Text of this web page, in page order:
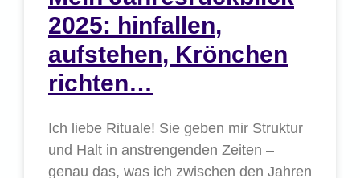
2025: hinfallen,
aufstehen, Krönchen
richten…
Ich liebe Rituale! Sie geben mir Struktur
und Halt in anstrengenden Zeiten –
genau das, was ich zwischen den Jahren